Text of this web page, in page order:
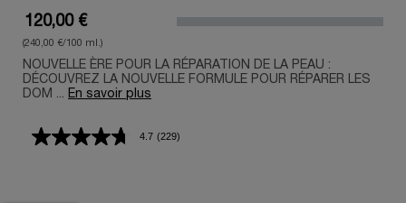
120,00 €
(240,00 €/100 ml.)
NOUVELLE ÈRE POUR LA RÉPARATION DE LA PEAU :
DÉCOUVREZ LA NOUVELLE FORMULE POUR RÉPARER LES
DOM ... En savoir plus
4.7
Lire
(229)